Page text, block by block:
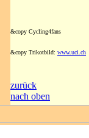
&copy Cycling4fans
&copy Trikotbild: www.uci.ch
zurück
nach oben